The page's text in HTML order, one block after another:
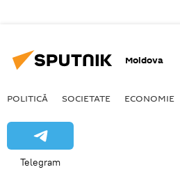
Moldova
POLITICĂ SOCIETATE ECONOMIE
Telegram